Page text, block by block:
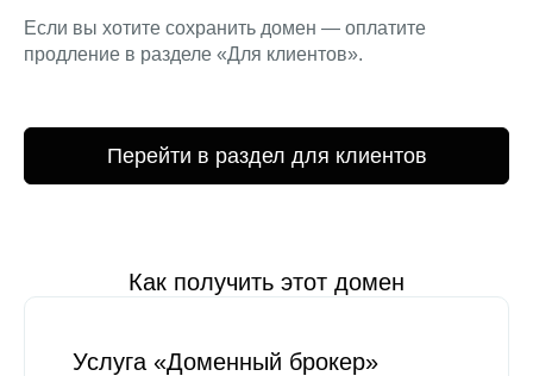
Если вы хотите сохранить домен — оплатите
продление в разделе «Для клиентов».
Перейти в раздел для клиентов
Как получить этот домен
Услуга «Доменный брокер»